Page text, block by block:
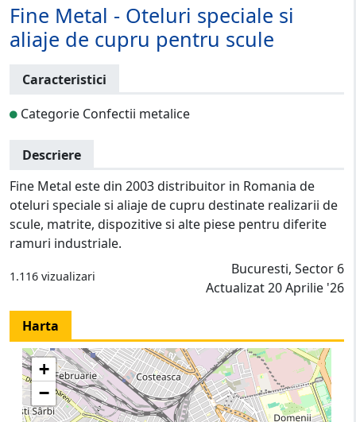
Fine Metal - Oteluri speciale si
aliaje de cupru pentru scule
Caracteristici
Categorie Confectii metalice
Descriere
Fine Metal este din 2003 distribuitor in Romania de
oteluri speciale si aliaje de cupru destinate realizarii de
scule, matrite, dispozitive si alte piese pentru diferite
ramuri industriale.
1.116 vizualizari
Bucuresti, Sector 6
Actualizat 20 Aprilie '26
Harta
+
−